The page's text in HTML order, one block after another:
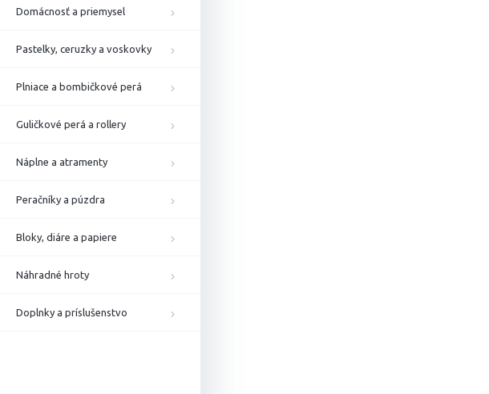
Domácnosť a priemysel
Pastelky, ceruzky a voskovky
Plniace a bombičkové perá
Guličkové perá a rollery
Náplne a atramenty
Peračníky a púzdra
Bloky, diáre a papiere
Náhradné hroty
Doplnky a príslušenstvo